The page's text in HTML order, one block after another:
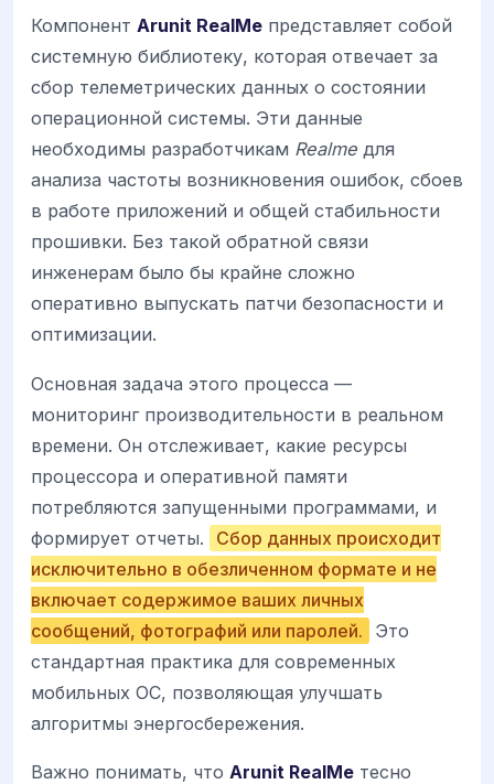
Компонент Arunit RealMe представляет собой
системную библиотеку, которая отвечает за
сбор телеметрических данных о состоянии
операционной системы. Эти данные
необходимы разработчикам Realme для
анализа частоты возникновения ошибок, сбоев
в работе приложений и общей стабильности
прошивки. Без такой обратной связи
инженерам было бы крайне сложно
оперативно выпускать патчи безопасности и
оптимизации.
Основная задача этого процесса —
мониторинг производительности в реальном
времени. Он отслеживает, какие ресурсы
процессора и оперативной памяти
потребляются запущенными программами, и
формирует отчеты.
Сбор данных происходит
исключительно в обезличенном формате и не
включает содержимое ваших личных
сообщений, фотографий или паролей.
Это
стандартная практика для современных
мобильных ОС, позволяющая улучшать
алгоритмы энергосбережения.
Важно понимать, что Arunit RealMe тесно